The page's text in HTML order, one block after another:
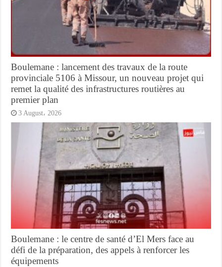
Boulemane : lancement des travaux de la route
provinciale 5106 à Missour, un nouveau projet qui
remet la qualité des infrastructures routières au
premier plan
3 August، 2026
Boulemane : le centre de santé d’El Mers face au
défi de la préparation, des appels à renforcer les
équipements